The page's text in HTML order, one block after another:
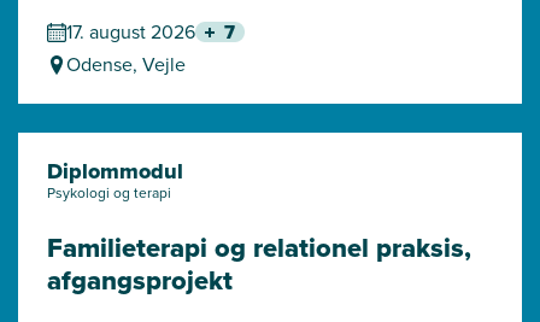
17. august 2026 7
Odense, Vejle
Diplommodul
Psykologi og terapi
Familieterapi og relationel praksis,
afgangsprojekt